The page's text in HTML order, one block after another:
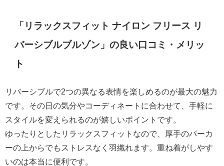
「リラックスフィット ナイロン フリース リ
バーシブルブルゾン」の良い口コミ・メリッ
ト
リバーシブルで2つの異なる表情を楽しめるのが最大の魅力
です。その日の気分やコーディネートに合わせて、手軽に
スタイルを変えられるのが嬉しいポイントです。
ゆったりとしたリラックスフィットなので、厚手のパーカ
ーの上からでもストレスなく羽織れます。重ね着がしやす
いのは本当に便利です。